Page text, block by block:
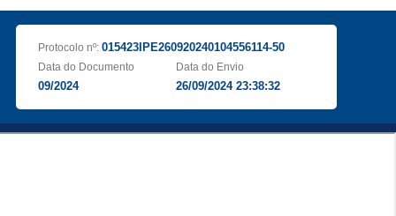
Protocolo nº: 015423IPE260920240104556114-50
Data do Documento
09/2024
Data do Envio
26/09/2024 23:38:32